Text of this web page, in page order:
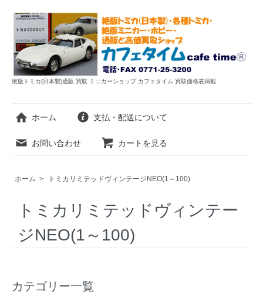
絶版トミカ(日本製)通販 買取 ミニカーショップ カフェタイム 買取価格表掲載
ホーム 支払・配送について
お問い合わせ カートを見る
ホーム > トミカリミテッドヴィンテージNEO(1～100)
トミカリミテッドヴィンテー
ジNEO(1～100)
カテゴリー一覧